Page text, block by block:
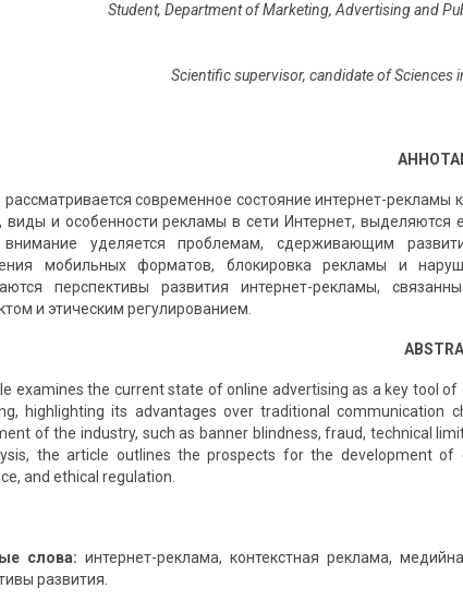
Student, Department of Marketing, Advertising and
Scientific supervisor, candidate of Sciences
рассматривается современное состояние интернет-
виды и особенности рекламы в сети Интернет,
уделяется проблемам, сдерживающим
мобильных форматов, блокировка рекламы и
перспективы развития интернет-рекламы,
и этическим регулированием.
examines the current state of online advertising as a key tool
highlighting its advantages over traditional
of the industry, such as banner blindness, fraud, technical
the article outlines the prospects for the development of
and ethical regulation.
слова: интернет-реклама, контекстная реклама,
развития.